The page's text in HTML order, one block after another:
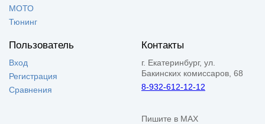
МОТО
Тюнинг
Пользователь
Вход
Регистрация
Сравнения
Контакты
г. Екатеринбург, ул.
Бакинских комиссаров, 68
8-932-612-12-12
Пишите в MAX